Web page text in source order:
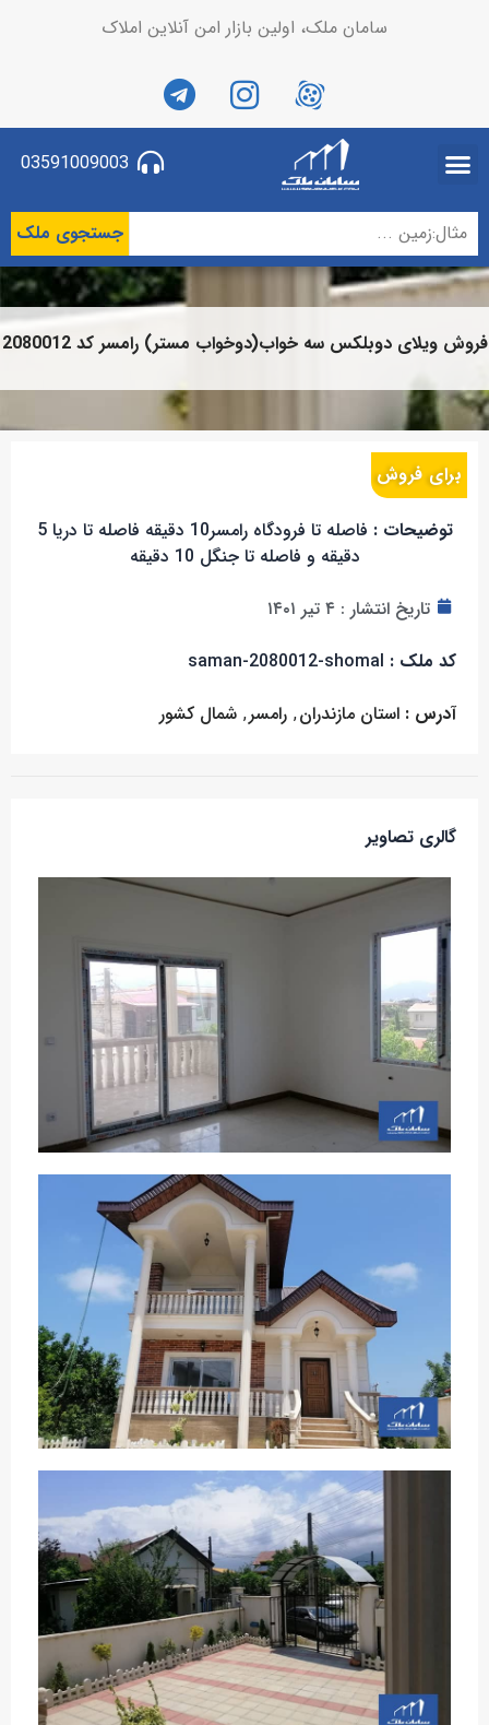
سامان ملک، اولین بازار امن آنلاین املاک
03591009003
جستجوی ملک
فروش ویلای دوبلکس سه خواب(دوخواب مستر) رامسر کد 2080012
برای فروش
توضیحات :
فاصله تا فرودگاه رامسر10 دقیقه فاصله تا دریا 5
دقیقه و فاصله تا جنگل 10 دقیقه
تاریخ انتشار : ۴ تیر ۱۴۰۱
کد ملک : saman-2080012-shomal
آدرس : استان مازندران, رامسر, شمال کشور
گالری تصاویر